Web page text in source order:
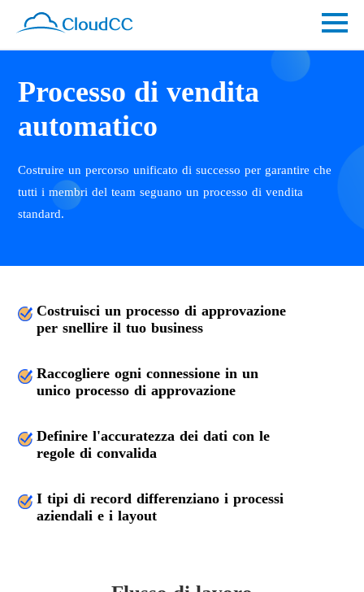
Processo di vendita
automatico
Costruire un percorso unificato di successo per garantire che
tutti i membri del team seguano un processo di vendita
standard.
Costruisci un processo di approvazione
per snellire il tuo business
Raccogliere ogni connessione in un
unico processo di approvazione
Definire l'accuratezza dei dati con le
regole di convalida
I tipi di record differenziano i processi
aziendali e i layout